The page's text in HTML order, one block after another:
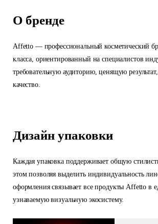
О бренде
Affetto — профессиональный косметический
класса, ориентированный на специалистов
требовательную аудиторию, ценящую
качество.
Дизайн упаковки
Каждая упаковка поддерживает общую
этом позволяя выделить индивидуальность
оформления связывает все продукты Affetto в
узнаваемую визуальную экосистему.